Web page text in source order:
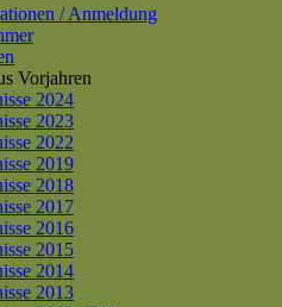
/ Anmeldung
Vorjahren
2024
2023
2022
2019
2018
2017
2016
2015
2014
2013